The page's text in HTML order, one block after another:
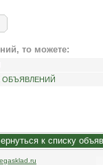
то можете:
ОБЪЯВЛЕНИЙ
к списку